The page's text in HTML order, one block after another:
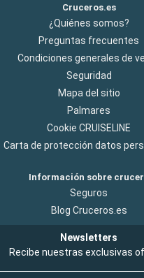
Cruceros.es
¿Quiénes somos?
Preguntas frecuentes
Condiciones generales de
Seguridad
Mapa del sitio
Palmares
Cookie CRUISELINE
Carta de protección datos
Información sobre
Seguros
Blog Cruceros.es
Newsletters
Recibe nuestras exclusivas